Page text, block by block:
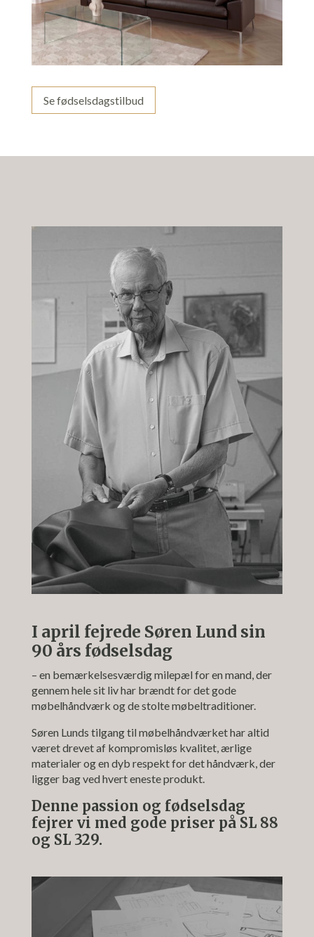
Se fødselsdagstilbud
I april fejrede Søren Lund sin
90 års fødselsdag
– en bemærkelsesværdig milepæl for en mand, der
gennem hele sit liv har brændt for det gode
møbelhåndværk og de stolte møbeltraditioner.
Søren Lunds tilgang til møbelhåndværket har altid
været drevet af kompromisløs kvalitet, ærlige
materialer og en dyb respekt for det håndværk, der
ligger bag ved hvert eneste produkt.
Denne passion og fødselsdag
fejrer vi med gode priser på SL 88
og SL 329.